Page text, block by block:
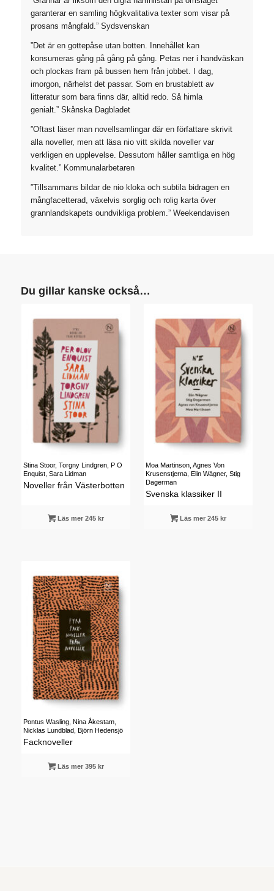
garanterar en samling högkvalitativa texter som visar på
prosans mångfald.” Sydsvenskan
”Det är en gottepåse utan botten. Innehållet kan
konsumeras gång på gång på gång. Petas ner i handväskan
och plockas fram på bussen hem från jobbet. I dag,
imorgon, närhelst det passar. Som en brustablett av
litteratur som bara finns där, alltid redo. Så himla
genialt.” Skånska Dagbladet
”Oftast läser man novellsamlingar där en författare skrivit
alla noveller, men att läsa nio vitt skilda noveller var
verkligen en upplevelse. Dessutom håller samtliga en hög
kvalitet.” Kommunalarbetaren
”Tillsammans bildar de nio kloka och subtila bidragen en
mångfacetterad, växelvis sorglig och rolig karta över
grannlandskapets oundvikliga problem.” Weekendavisen
Du gillar kanske också…
Stina Stoor, Torgny Lindgren, P O
Enquist, Sara Lidman
Noveller från Västerbotten
Läs mer 245 kr
Moa Martinson, Agnes Von
Krusenstjerna, Elin Wägner, Stig
Dagerman
Svenska klassiker II
Läs mer 245 kr
Pontus Wasling, Nina Åkestam,
Nicklas Lundblad, Björn Hedensjö
Facknoveller
Läs mer 395 kr